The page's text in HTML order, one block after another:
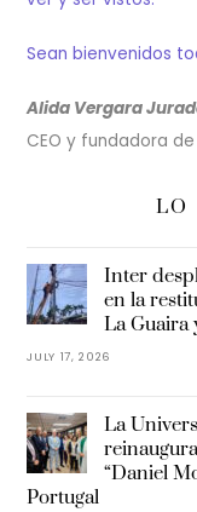
Sean bienvenidos
Alida Vergara
CEO y fundadora
LO
Inter
en la
La Guaira
JULY 17, 2026
La
“Daniel
Portugal